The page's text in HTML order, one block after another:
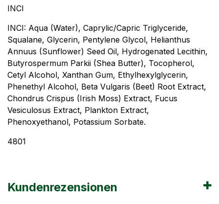
INCI
INCI: Aqua (Water), Caprylic/Capric Triglyceride,
Squalane, Glycerin, Pentylene Glycol, Helianthus
Annuus (Sunflower) Seed Oil, Hydrogenated Lecithin,
Butyrospermum Parkii (Shea Butter), Tocopherol,
Cetyl Alcohol, Xanthan Gum, Ethylhexylglycerin,
Phenethyl Alcohol, Beta Vulgaris (Beet) Root Extract,
Chondrus Crispus (Irish Moss) Extract, Fucus
Vesiculosus Extract, Plankton Extract,
Phenoxyethanol, Potassium Sorbate.
4801
Kundenrezensionen